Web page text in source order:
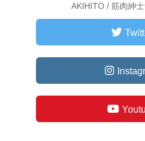
AKIHITO / 筋肉紳